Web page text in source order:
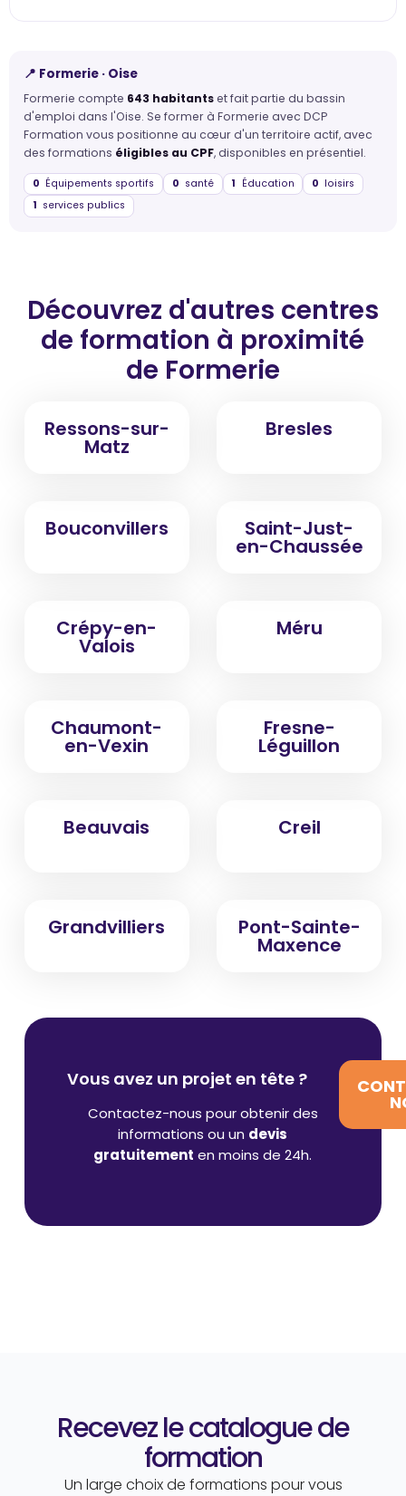
📍 Formerie · Oise
Formerie compte 643 habitantset fait partie du bassin
d'emploi dans l'Oise. Se former à Formerie avec DCP
Formation vous positionne au cœur d'un territoire actif, avec
des formations éligibles au CPF, disponibles en présentiel.
0 Équipements sportifs 0 santé 1 Éducation 0 loisirs
1 services publics
Découvrez d'autres centres
de formation à proximité
de Formerie
Ressons-sur-
Matz
Bresles
Bouconvillers Saint-Just-
en-Chaussée
Crépy-en-
Valois
Méru
Chaumont-
en-Vexin
Fresne-
Léguillon
Beauvais Creil
Grandvilliers Pont-Sainte-
Maxence
Vous avez un projet en tête ?
Contactez-nous pour obtenir des
informations ou un devis
gratuitement en moins de 24h.
Recevez le catalogue de
formation
Un large choix de formations pour vous